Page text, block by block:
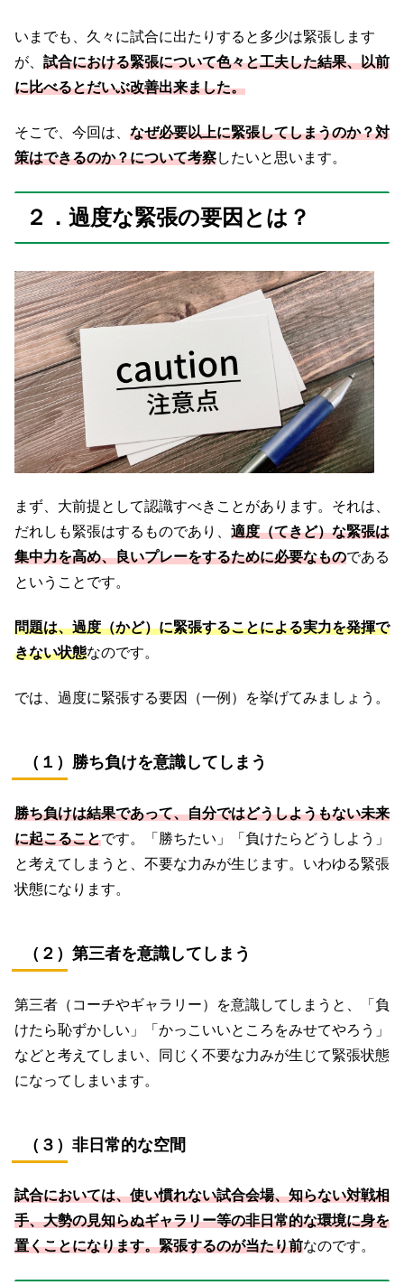
いまでも、久々に試合に出たりすると多少は緊張します
が、 試合における緊張について色々と工夫した結果、以前
に比べるとだいぶ改善出来ました。
そこで、今回は、 なぜ必要以上に緊張してしまうのか？対
策はできるのか？について考察したいと思います。
２．過度な緊張の要因とは？
まず、大前提として認識すべきことがあります。それは、
だれしも緊張はするものであり、 適度（てきど）な緊張は
集中力を高め、良いプレーをするために必要なものである
ということです。
問題は、過度（かど）に緊張することによる実力を発揮で
きない状態なのです。
では、過度に緊張する要因（一例）を挙げてみましょう。
（１）勝ち負けを意識してしまう
勝ち負けは結果であって、自分ではどうしようもない未来
に起こることです。「勝ちたい」「負けたらどうしよう」
と考えてしまうと、不要な力みが生じます。いわゆる緊張
状態になります。
（２）第三者を意識してしまう
第三者（コーチやギャラリー）を意識してしまうと、「負
けたら恥ずかしい」「かっこいいところをみせてやろう」
などと考えてしまい、同じく不要な力みが生じて緊張状態
になってしまいます。
（３）非日常的な空間
試合においては、使い慣れない試合会場、知らない対戦相
手、大勢の見知らぬギャラリー等の非日常的な環境に身を
置くことになります。緊張するのが当たり前なのです。